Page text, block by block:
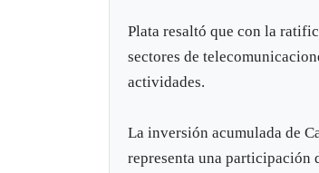
Plata resaltó que con la
sectores de
actividades.
La inversión acumulada de
representa una